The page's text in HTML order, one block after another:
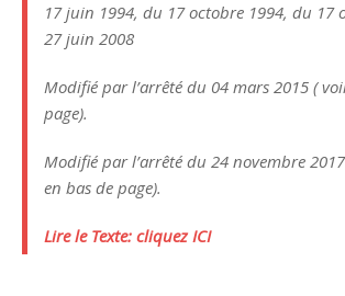
17 juin 1994, du 17 octobre 1994, du 17
27 juin 2008
Modifié par l’arrêté du 04 mars 2015 (
page).
Modifié par l’arrêté du 24 novembre
en bas de page).
Lire le Texte: cliquez ICI